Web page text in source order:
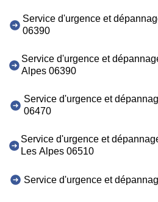
Service d'urgence et
06390
Service d'urgence et
Alpes 06390
Service d'urgence et
06470
Service d'urgence et
Les Alpes 06510
Service d'urgence et